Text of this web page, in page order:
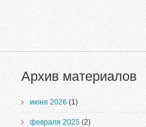
Архив материалов
июня 2026 (1)
февраля 2025 (2)